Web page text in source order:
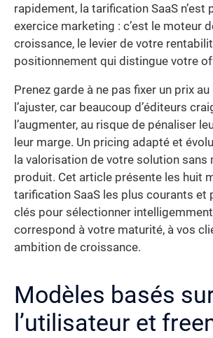
rapidement, la tarification SaaS n’est
exercice marketing : c’est le moteur
croissance, le levier de votre
positionnement qui distingue votre
Prenez garde à ne pas fixer un prix
l’ajuster, car beaucoup d’éditeurs
l’augmenter, au risque de pénaliser
leur marge. Un pricing adapté et
la valorisation de votre solution sans
produit. Cet article présente les huit
tarification SaaS les plus courants et
clés pour sélectionner
correspond à votre maturité, à vos
ambition de croissance.
Modèles basés
l’utilisateur et